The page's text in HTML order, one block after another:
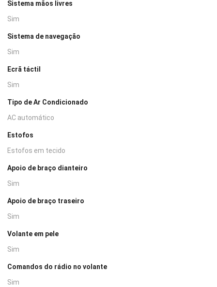
Sistema mãos livres
Sim
Sistema de navegação
Sim
Ecrã táctil
Sim
Tipo de Ar Condicionado
AC automático
Estofos
Estofos em tecido
Apoio de braço dianteiro
Sim
Apoio de braço traseiro
Sim
Volante em pele
Sim
Comandos do rádio no volante
Sim